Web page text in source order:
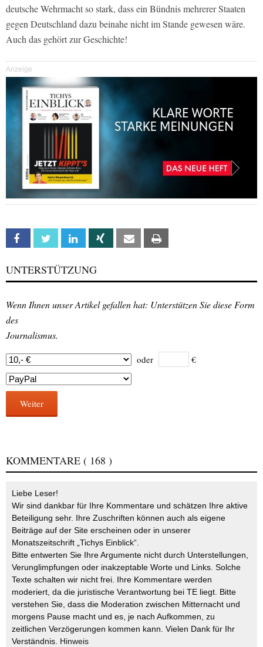
deutsche Wehrmacht so stark, dass ein Bündnis mehrerer Staaten
gegen Deutschland dazu beinahe nicht im Stande gewesen wäre.
Auch das gehört zur Geschichte!
Anzeige
Facebook Twitter Linkedin Xing Email
UNTERSTÜTZUNG
Wenn Ihnen unser Artikel gefallen hat: Unterstützen Sie diese Form
des
Journalismus.
oder €
Weiter
KOMMENTARE ( 168 )
Liebe Leser!
Wir sind dankbar für Ihre Kommentare und schätzen Ihre aktive
Beteiligung sehr. Ihre Zuschriften können auch als eigene
Beiträge auf der Site erscheinen oder in unserer
Monatszeitschrift „Tichys Einblick“.
Bitte entwerten Sie Ihre Argumente nicht durch Unterstellungen,
Verunglimpfungen oder inakzeptable Worte und Links. Solche
Texte schalten wir nicht frei. Ihre Kommentare werden
moderiert, da die juristische Verantwortung bei TE liegt. Bitte
verstehen Sie, dass die Moderation zwischen Mitternacht und
morgens Pause macht und es, je nach Aufkommen, zu
zeitlichen Verzögerungen kommen kann. Vielen Dank für Ihr
Verständnis. Hinweis